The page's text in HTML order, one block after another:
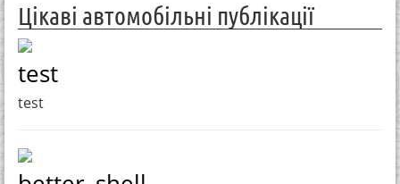
Цікаві автомобільні публікації
test
test